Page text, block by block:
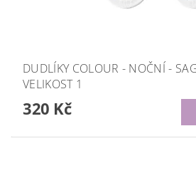
DUDLÍKY COLOUR - NOČNÍ -
VELIKOST 1
320 Kč